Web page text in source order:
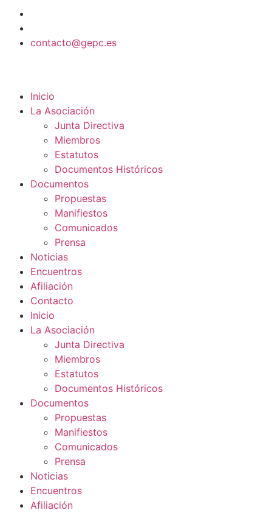
contacto@gepc.es
Inicio
La Asociación
Junta Directiva
Miembros
Estatutos
Documentos Históricos
Documentos
Propuestas
Manifiestos
Comunicados
Prensa
Noticias
Encuentros
Afiliación
Contacto
Inicio
La Asociación
Junta Directiva
Miembros
Estatutos
Documentos Históricos
Documentos
Propuestas
Manifiestos
Comunicados
Prensa
Noticias
Encuentros
Afiliación